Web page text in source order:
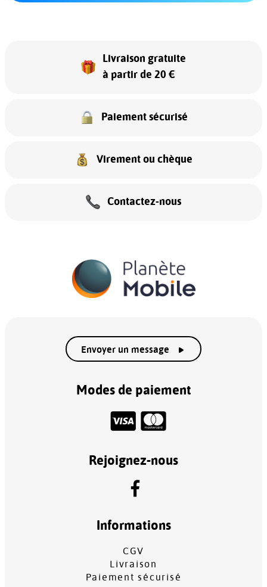
Livraison gratuite
à partir de 20 €
Paiement sécurisé
Virement ou chèque
Contactez-nous
Envoyer un message
Modes de paiement
Rejoignez-nous
Informations
CGV
Livraison
Paiement sécurisé